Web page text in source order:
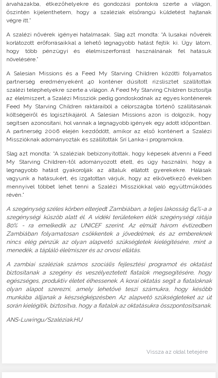
árvaházakba, étkezőhelyekre és gondozási pontokra szerte a világon,
őszintén kijelenthetem, hogy a szaléziak elsőrangú küldetést hajtanak
végre itt.”
A szalézi nővérek igényei hatalmasak. Slag azt mondta: “A lusakai nővérek
korlátozott erőforrásaikkal a lehető legnagyobb hatást fejtik ki. Úgy látom,
hogy több pénzügyi és élelmiszerforrást használnának fel hatásuk
növelésére.”
A Salesian Missions és a Feed My Starving Children közötti folyamatos
partnerség eredményeként 40 konténer dúsított rizslisztet szállítottak
szalézi telephelyekre szerte a világon. A Feed My Starving Children biztosítja
az élelmiszert, a Szalézi Missziók pedig gondoskodnak az egyes konténerek
Feed My Starving Children raktáraiból a célországba történő szállításának
költségeiről és logisztikájáról. A Salesian Missions azon is dolgozik, hogy
segítsen azonosítani, hol vannak a legnagyobb igények egy adott időpontban.
A partnerség 2006 elején kezdődött, amikor az első konténert a Szalézi
Misszióknak adományozták és szállították Srí Lanka-i programokra.
Slag azt mondta: “A szaléziak bebizonyították, hogy képesek átvenni a Feed
My Starving Children-től adományozott ételt, és úgy használni, hogy a
legnagyobb hatást gyakorolják az általuk ellátott gyerekekre. Hálásak
vagyunk a hatásukért, és izgatottan várjuk, hogy az elkövetkező években
mennyivel többet lehet tenni a Szalézi Missziókkal való együttműködés
révén.”
A szegénység széles körben elterjedt Zambiában, a teljes lakosság 64%-a a
szegénységi küszöb alatt él. A vidéki területeken élők szegénységi rátája
80% - ra emelkedik az UNICEF szerint. Az elmúlt három évtizedben
Zambiában folyamatosan csökkentek a jövedelmek, és az embereknek
nincs elég pénzük az olyan alapvető szükségletek kielégítésére, mint a
menedék, a tápláló élelmiszer és az orvosi ellátás.
A zambiai szaléziak számos szociális fejlesztési programot és oktatást
biztosítanak a szegény és veszélyeztetett fiatalok megsegítésére, hogy
egészséges, produktív életet élhessenek. A korai oktatás segít a fiataloknak
olyan alapot szerezni, amely lehetővé teszi számukra, hogy később
munkába álljanak a készségképzésben. Az alapvető szükségleteket az út
során kielégítik, biztosítva, hogy a fiatalok az oktatásukra összpontosítsanak.
ANS-Luwingu/Szaléziak.HU
Vissza az oldal tetejére